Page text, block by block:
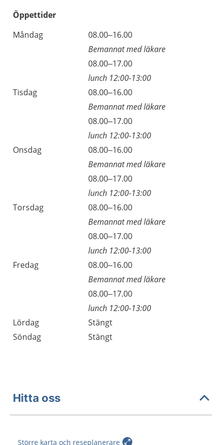
Öppettider
Dag
Öppettider
Kommentarer
Måndag
08.00–16.00
Bemannat med läkare
08.00–17.00
lunch 12:00-13:00
Tisdag
08.00–16.00
Bemannat med läkare
08.00–17.00
lunch 12:00-13:00
Onsdag
08.00–16.00
Bemannat med läkare
08.00–17.00
lunch 12:00-13:00
Torsdag
08.00–16.00
Bemannat med läkare
08.00–17.00
lunch 12:00-13:00
Fredag
08.00–16.00
Bemannat med läkare
08.00–17.00
lunch 12:00-13:00
Lördag
Stängt
Söndag
Stängt
Hitta oss
Större karta och reseplanerare